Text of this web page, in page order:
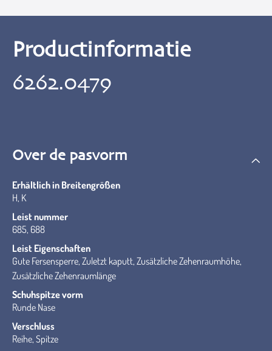
Productinformatie
6262.0479
Over de pasvorm
Erhältlich in Breitengrößen
H, K
Leist nummer
685, 688
Leist Eigenschaften
Gute Fersensperre, Zuletzt kaputt, Zusätzliche Zehenraumhöhe,
Zusätzliche Zehenraumlänge
Schuhspitze vorm
Runde Nase
Verschluss
Reihe, Spitze